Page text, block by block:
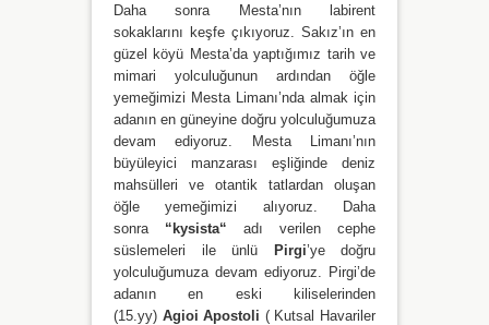
Daha sonra Mesta’nın labirent
sokaklarını keşfe çıkıyoruz. Sakız’ın en
güzel köyü Mesta’da yaptığımız tarih ve
mimari yolculuğunun ardından öğle
yemeğimizi Mesta Limanı’nda almak için
adanın en güneyine doğru yolculuğumuza
devam ediyoruz. Mesta Limanı’nın
büyüleyici manzarası eşliğinde deniz
mahsülleri ve otantik tatlardan oluşan
öğle yemeğimizi alıyoruz. Daha
sonra “kysista“ adı verilen cephe
süslemeleri ile ünlü
Pirgi’ye doğru
yolculuğumuza devam ediyoruz. Pirgi’de
adanın en eski kiliselerinden
(15.yy) Agioi Apostoli ( Kutsal Havariler